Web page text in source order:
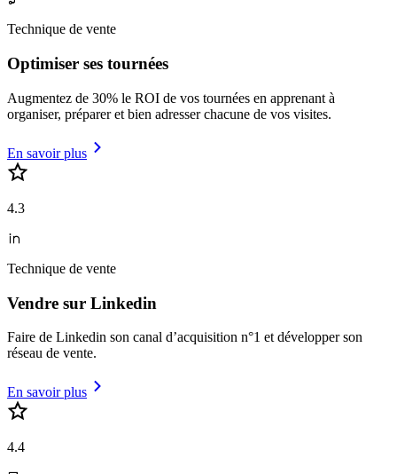
Technique de vente
Optimiser ses tournées
Augmentez de 30% le ROI de vos tournées en apprenant à
organiser, préparer et bien adresser chacune de vos visites.
En savoir plus
4.3
Technique de vente
Vendre sur Linkedin
Faire de Linkedin son canal d’acquisition n°1 et développer son
réseau de vente.
En savoir plus
4.4